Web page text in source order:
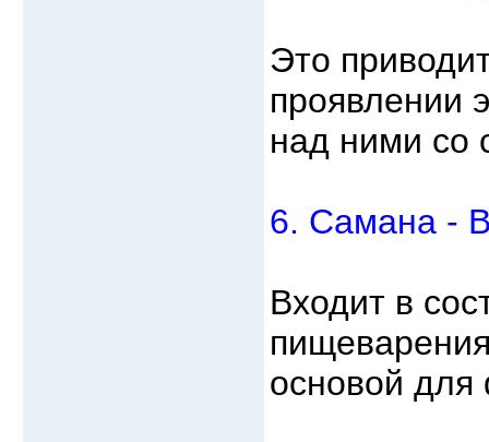
Это
проявлении
над ними со
6. Самана -
Входит в
основой